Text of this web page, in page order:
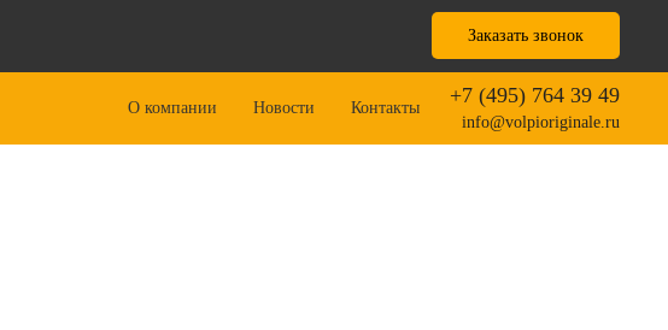
Заказать звонок
О компании Новости Контакты
+7 (495) 764 39 49
info@volpioriginale.ru